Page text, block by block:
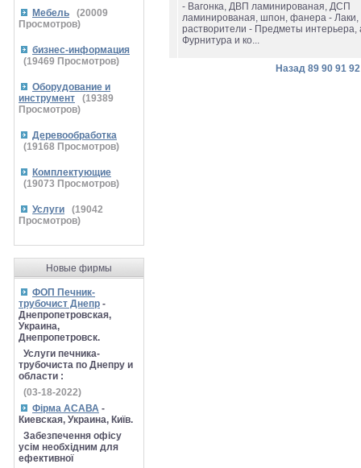
Мебель (20009
Просмотров)
бизнес-информация
(19469 Просмотров)
Оборудование и
инструмент
(19389
Просмотров)
Деревообработка
(19168 Просмотров)
Комплектующие
(19073 Просмотров)
Услуги (19042
Просмотров)
Новые фирмы
ФОП Печник-
трубочист Днепр -
Днепропетровская,
Украина,
Днепропетровск.
Услуги печника-
трубочиста по Днепру и
области :
(03-18-2022)
Фірма АСАВА -
Киевская, Украина, Київ.
Забезпечення офісу
усім необхідним для
ефективної
- Вагонка, ДВП ламинированая, ДСП
ламинированая, шпон, фанера - Лаки,
растворители - Предметы интерьера,
Фурнитура и ко...
Назад 89 90 91 92